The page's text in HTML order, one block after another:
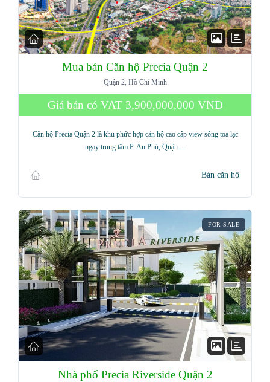
Mua bán Căn hộ Precia Quận 2
Quận 2, Hồ Chí Minh
Giá bán có VAT 3,900,000,000 VNĐ
Căn hộ Precia Quận 2 là khu phức hợp căn hộ cao cấp view sông toạ lạc
ngay trung tâm P. An Phú, Quận…
Bán căn hộ
FOR SALE
Nhà phố Precia Riverside Quận 2